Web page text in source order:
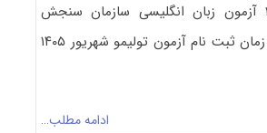
ثبت‌‌نام دوره‌ ۲۴۹ آزمون زبان انگلیسی سازمان سنجش
(تولیمو) آغاز شد. زمان ثبت نام آزمون تولیمو شهریور ۱۴۰۵
ادامه مطلب…